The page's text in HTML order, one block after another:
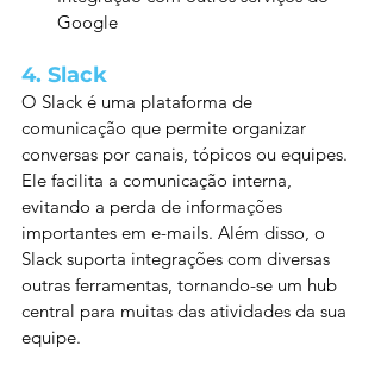
Google
4. Slack
O Slack é uma plataforma de
comunicação que permite organizar
conversas por canais, tópicos ou equipes.
Ele facilita a comunicação interna,
evitando a perda de informações
importantes em e-mails. Além disso, o
Slack suporta integrações com diversas
outras ferramentas, tornando-se um hub
central para muitas das atividades da sua
equipe.